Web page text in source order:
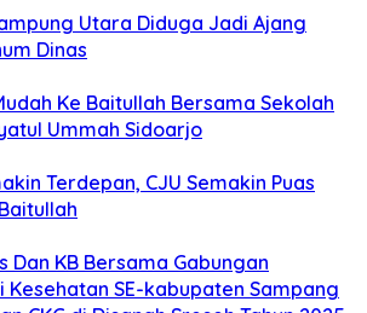
Utara Diduga Jadi Ajang
Dinas
Ke Baitullah Bersama Sekolah
Ummah Sidoarjo
Terdepan, CJU Semakin Puas
Dan KB Bersama Gabungan
Kesehatan SE-kabupaten Sampang